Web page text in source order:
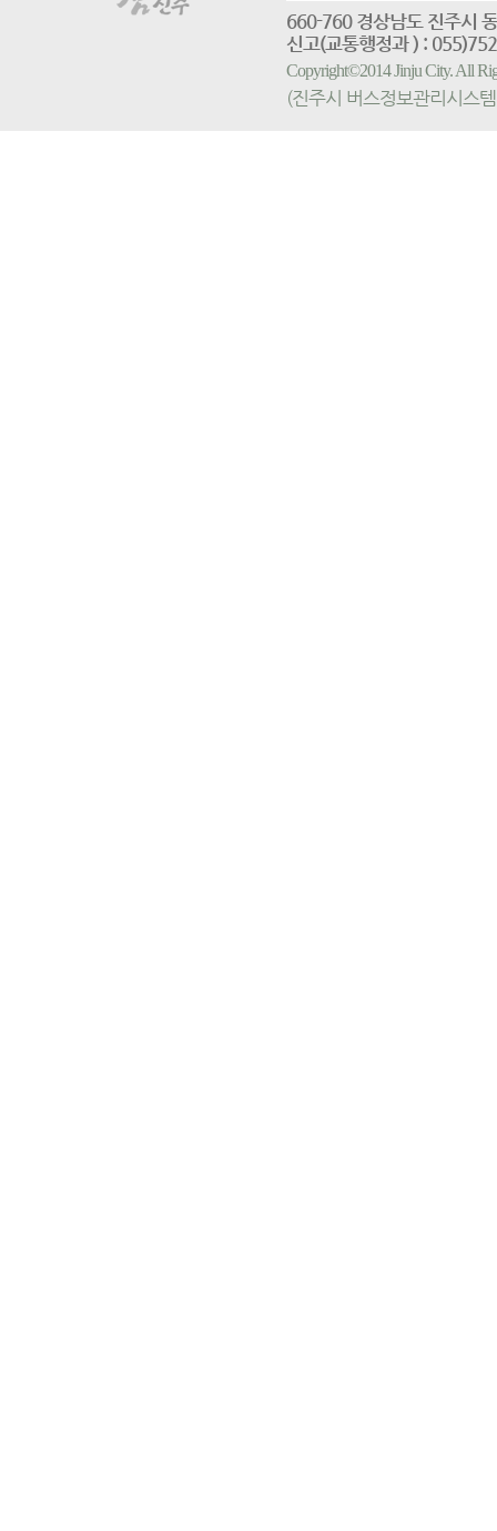
660-760 경상남도 진
신고(교통행정과 ) :
Copyright©2014 Jinju City. All
(진주시 버스정보관리시스